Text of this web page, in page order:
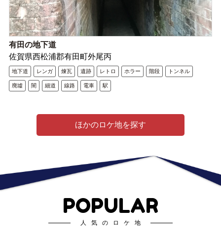
有田の地下道
佐賀県西松浦郡有田町外尾丙
地下道 レンガ 煉瓦 遺跡 レトロ ホラー 階段 トンネル
廃墟 闇 細道 線路 電車 駅
ほかのロケ地を探す
POPULAR
人気のロケ地